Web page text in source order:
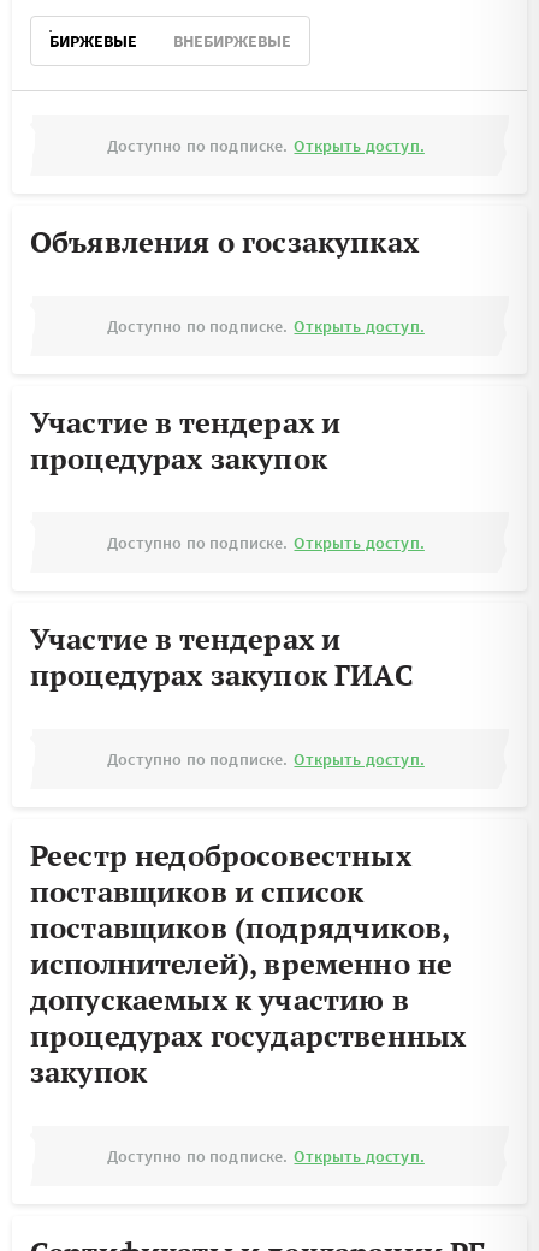
БИРЖЕВЫЕ ВНЕБИРЖЕВЫЕ
Доступно по подписке. Открыть доступ.
Объявления о госзакупках
Доступно по подписке. Открыть доступ.
Участие в тендерах и
процедурах закупок
Доступно по подписке. Открыть доступ.
Участие в тендерах и
процедурах закупок ГИАС
Доступно по подписке. Открыть доступ.
Реестр недобросовестных
поставщиков и список
поставщиков (подрядчиков,
исполнителей), временно не
допускаемых к участию в
процедурах государственных
закупок
Доступно по подписке. Открыть доступ.